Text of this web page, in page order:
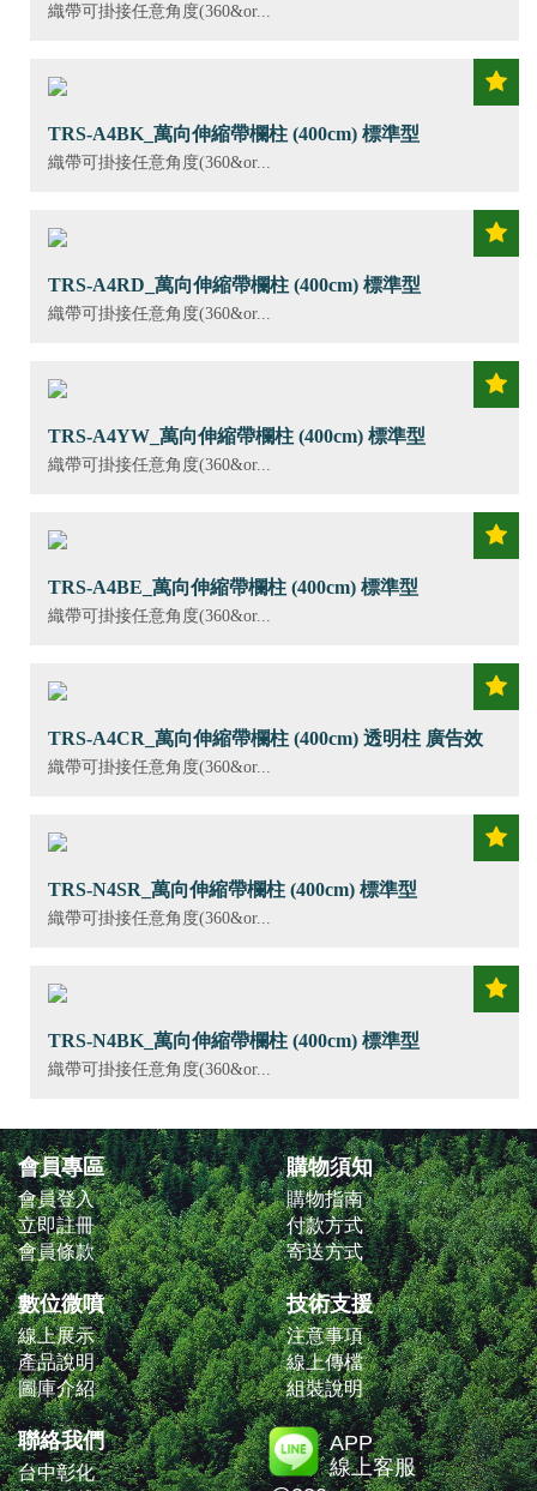
織帶可掛接任意角度(360&or...
TRS-A4BK_萬向伸縮帶欄柱 (400cm) 標準型
織帶可掛接任意角度(360&or...
TRS-A4RD_萬向伸縮帶欄柱 (400cm) 標準型
織帶可掛接任意角度(360&or...
TRS-A4YW_萬向伸縮帶欄柱 (400cm) 標準型
織帶可掛接任意角度(360&or...
TRS-A4BE_萬向伸縮帶欄柱 (400cm) 標準型
織帶可掛接任意角度(360&or...
TRS-A4CR_萬向伸縮帶欄柱 (400cm) 透明柱 廣告效
果
織帶可掛接任意角度(360&or...
TRS-N4SR_萬向伸縮帶欄柱 (400cm) 標準型
織帶可掛接任意角度(360&or...
TRS-N4BK_萬向伸縮帶欄柱 (400cm) 標準型
織帶可掛接任意角度(360&or...
會員專區
會員登入
立即註冊
會員條款
購物須知
購物指南
付款方式
寄送方式
數位微噴
線上展示
產品說明
圖庫介紹
技術支援
注意事項
線上傳檔
組裝說明
聯絡我們
台中彰化
APP
線上客服